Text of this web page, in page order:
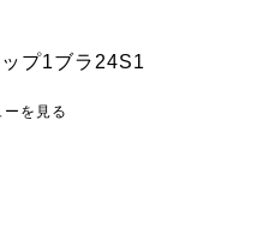
プ1ブラ24S1
ーを見る